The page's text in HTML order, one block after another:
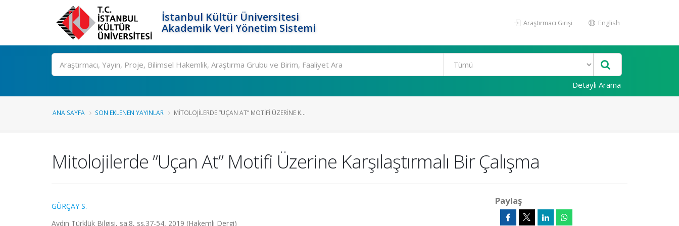
İstanbul Kültür Üniversitesi
Akademik Veri Yönetim Sistemi
Araştırmacı Girişi English
Ara
Detaylı Arama
ANA SAYFA SON EKLENEN YAYINLAR MITOLOJILERDE ”UÇAN AT” MOTIFI ÜZERINE K...
Mitolojilerde ”Uçan At” Motifi Üzerine Karşılaştırmalı Bir Çalışma
GÜRÇAY S.
Aydın Türklük Bilgisi, sa.8, ss.37-54, 2019 (Hakemli Dergi)
Paylaş